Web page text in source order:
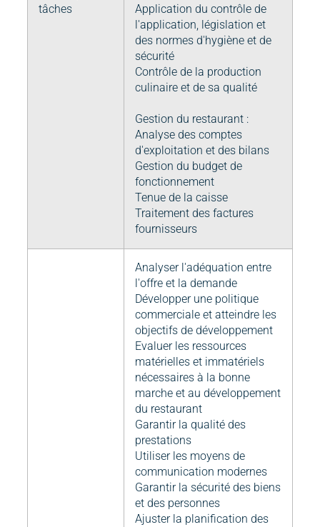
tâches
Application du contrôle de
l'application, législation et
des normes d'hygiène et de
sécurité
Contrôle de la production
culinaire et de sa qualité
Gestion du restaurant :
Analyse des comptes
d'exploitation et des bilans
Gestion du budget de
fonctionnement
Tenue de la caisse
Traitement des factures
fournisseurs
Analyser l'adéquation entre
l'offre et la demande
Développer une politique
commerciale et atteindre les
objectifs de développement
Evaluer les ressources
matérielles et immatériels
nécessaires à la bonne
marche et au développement
du restaurant
Garantir la qualité des
prestations
Utiliser les moyens de
communication modernes
Garantir la sécurité des biens
et des personnes
Ajuster la planification des